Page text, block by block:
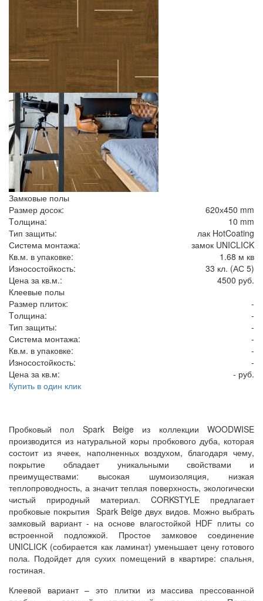
Замковые полы
Размер досок:
620х450 mm
Tолщина:
10 mm
Тип защиты:
лак HotCoating
Система монтажа:
замок UNICLICK
Кв.м. в упаковке:
1.68 м кв
Износостойкость:
33 кл. (АС 5)
Цена за кв.м.:
4500 руб.
Клеевые полы
Размер плиток:
-
Tолщина:
-
Тип защиты:
-
Система монтажа:
-
Кв.м. в упаковке:
-
Износостойкость:
-
Цена за кв.м:
- руб.
Купить в один клик
Пробковый пол Spark Beige из коллекции WOODWISE
производится из натуральной коры пробкового дуба, которая
состоит из ячеек, наполненных воздухом, благодаря чему,
покрытие обладает уникальными свойствами и
преимуществами: высокая шумоизоляция, низкая
теплопроводность, а значит теплая поверхность, экологически
чистый природный материал. CORKSTYLE предлагает
пробковые покрытия Spark Beige двух видов. Можно выбрать
замковый вариант - на основе влагостойкой HDF плиты со
встроенной подложкой. Простое замковое соединение
UNICLICK (собирается как ламинат) уменьшает цену готового
пола. Подойдет для сухих помещений в квартире: спальня,
гостиная.
Клеевой вариант – это плитки из массива прессованной